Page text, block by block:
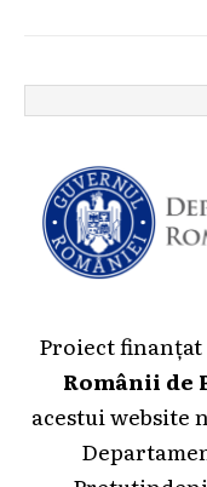
Proiect finanțat
Românii
acestui website